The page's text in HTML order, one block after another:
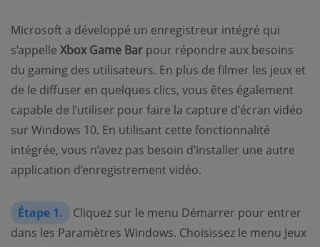
Microsoft a développé un enregistreur intégré qui
s’appelle Xbox Game Bar pour répondre aux besoins
du gaming des utilisateurs. En plus de filmer les jeux et
de le diffuser en quelques clics, vous êtes également
capable de l’utiliser pour faire la capture d'écran vidéo
sur Windows 10. En utilisant cette fonctionnalité
intégrée, vous n’avez pas besoin d’installer une autre
application d’enregistrement vidéo.
Étape 1.
Cliquez sur le menu Démarrer pour entrer
dans les Paramètres Windows. Choisissez le menu Jeux